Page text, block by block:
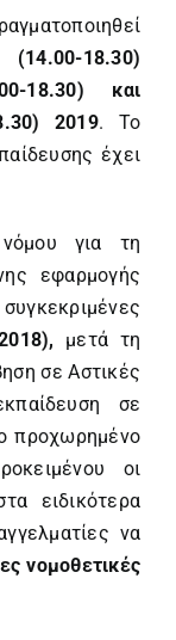
(14.00-18.30)
18.30) και
2019. Το
έχει
για τη
εφαρμογής
μετά τη
σε Αστικές
σε
προχωρημένο
οι
ειδικότερα
να
νομοθετικές